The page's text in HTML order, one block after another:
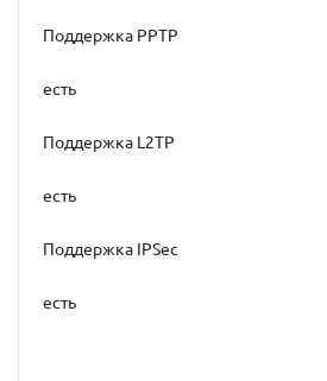
Поддержка PPTP
есть
Поддержка L2TP
есть
Поддержка IPSec
есть